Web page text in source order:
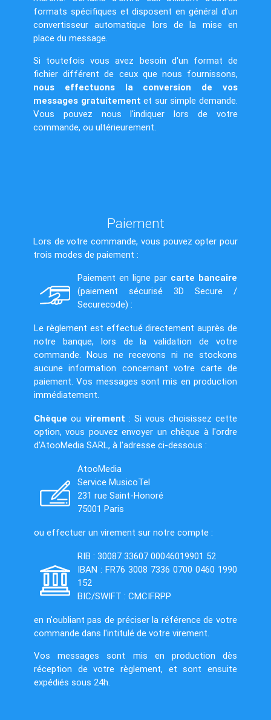
formats spécifiques et disposent en général d'un
convertisseur automatique lors de la mise en
place du message.
Si toutefois vous avez besoin d'un format de
fichier différent de ceux que nous fournissons,
nous effectuons la conversion de vos
messages gratuitement et sur simple demande.
Vous pouvez nous l'indiquer lors de votre
commande, ou ultérieurement.
Paiement
Lors de votre commande, vous pouvez opter pour
trois modes de paiement :
Paiement en ligne par carte bancaire
(paiement sécurisé 3D Secure /
Securecode) :
Le règlement est effectué directement auprès de
notre banque, lors de la validation de votre
commande. Nous ne recevons ni ne stockons
aucune information concernant votre carte de
paiement. Vos messages sont mis en production
immédiatement.
Chèque ou virement : Si vous choisissez cette
option, vous pouvez envoyer un chèque à l'ordre
d'AtooMedia SARL, à l'adresse ci-dessous :
AtooMedia
Service MusicoTel
231 rue Saint-Honoré
75001 Paris
ou effectuer un virement sur notre compte :
RIB : 30087 33607 00046019901 52
IBAN : FR76 3008 7336 0700 0460 1990
152
BIC/SWIFT : CMCIFRPP
en n'oubliant pas de préciser la référence de votre
commande dans l'intitulé de votre virement.
Vos messages sont mis en production dès
réception de votre règlement, et sont ensuite
expédiés sous 24h.